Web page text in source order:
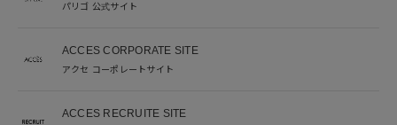
パリゴ 公式サイト
ACCES CORPORATE SITE
アクセ コーポレートサイト
ACCES RECRUITE SITE